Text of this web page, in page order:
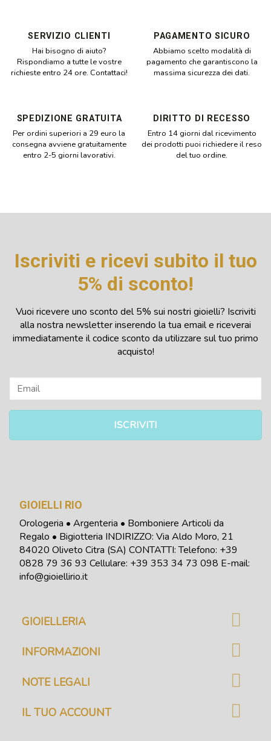
SERVIZIO CLIENTI
Hai bisogno di aiuto?
Rispondiamo a tutte le vostre
richieste entro 24 ore. Contattaci!
PAGAMENTO SICURO
Abbiamo scelto modalità di
pagamento che garantiscono la
massima sicurezza dei dati.
SPEDIZIONE GRATUITA
Per ordini superiori a 29 euro la
consegna avviene gratuitamente
entro 2-5 giorni lavorativi.
DIRITTO DI RECESSO
Entro 14 giorni dal ricevimento
dei prodotti puoi richiedere il reso
del tuo ordine.
Iscriviti e ricevi subito il tuo
5% di sconto!
Vuoi ricevere uno sconto del 5% sui nostri gioielli? Iscriviti
alla nostra newsletter inserendo la tua email e riceverai
immediatamente il codice sconto da utilizzare sul tuo primo
acquisto!
GIOIELLI RIO
Orologeria • Argenteria • Bomboniere Articoli da
Regalo • Bigiotteria INDIRIZZO: Via Aldo Moro, 21
84020 Oliveto Citra (SA) CONTATTI: Telefono: +39
0828 79 36 93 Cellulare: +39 353 34 73 098 E-mail:
info@gioiellirio.it
GIOIELLERIA
INFORMAZIONI
NOTE LEGALI
IL TUO ACCOUNT